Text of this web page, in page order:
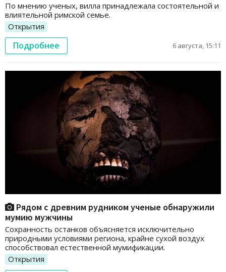
По мнению ученых, вилла принадлежала состоятельной и
влиятельной римской семье.
Открытия
Подробнее 6 августа, 15:11
Рядом с древним рудником ученые обнаружили
мумию мужчины
Сохранность останков объясняется исключительно
природными условиями региона, крайне сухой воздух
способствовал естественной мумификации.
Открытия